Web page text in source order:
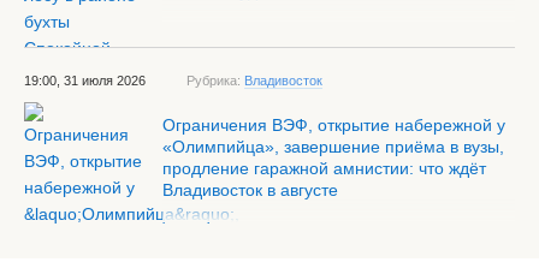
19:00, 31 июля 2026 Рубрика: Владивосток
Ограничения ВЭФ, открытие набережной у
«Олимпийца», завершение приёма в вузы,
продление гаражной амнистии: что ждёт
Владивосток в августе